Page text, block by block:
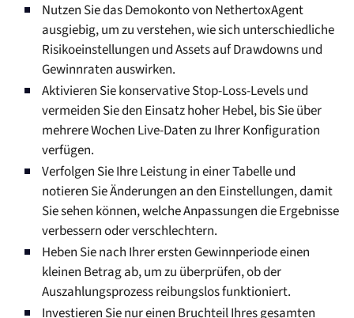
Nutzen Sie das Demokonto von NethertoxAgent
ausgiebig, um zu verstehen, wie sich unterschiedliche
Risikoeinstellungen und Assets auf Drawdowns und
Gewinnraten auswirken.
Aktivieren Sie konservative Stop-Loss-Levels und
vermeiden Sie den Einsatz hoher Hebel, bis Sie über
mehrere Wochen Live-Daten zu Ihrer Konfiguration
verfügen.
Verfolgen Sie Ihre Leistung in einer Tabelle und
notieren Sie Änderungen an den Einstellungen, damit
Sie sehen können, welche Anpassungen die Ergebnisse
verbessern oder verschlechtern.
Heben Sie nach Ihrer ersten Gewinnperiode einen
kleinen Betrag ab, um zu überprüfen, ob der
Auszahlungsprozess reibungslos funktioniert.
Investieren Sie nur einen Bruchteil Ihres gesamten